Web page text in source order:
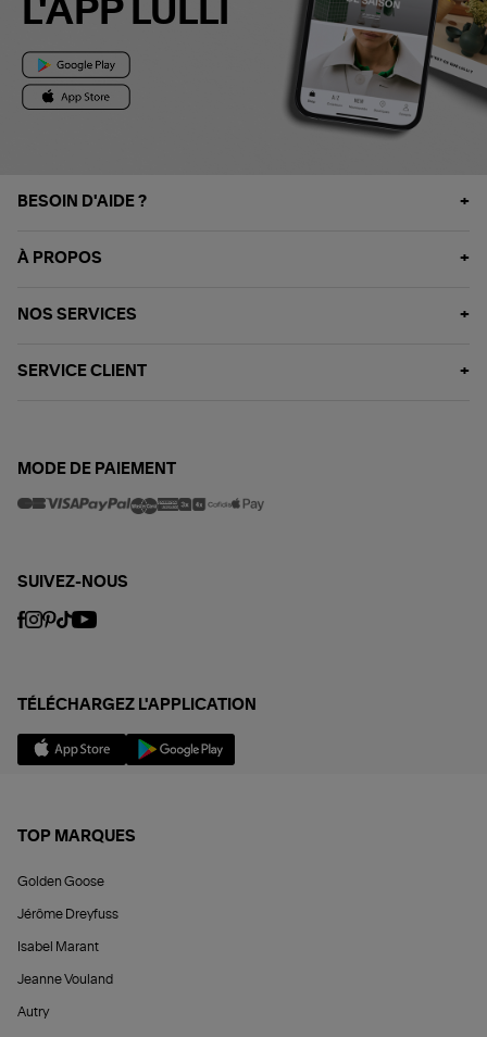
L'APP LULLI
BESOIN D'AIDE ?
À PROPOS
NOS SERVICES
SERVICE CLIENT
MODE DE PAIEMENT
SUIVEZ-NOUS
TÉLÉCHARGEZ L'APPLICATION
TOP MARQUES
Golden Goose
Jérôme Dreyfuss
Isabel Marant
Jeanne Vouland
Autry